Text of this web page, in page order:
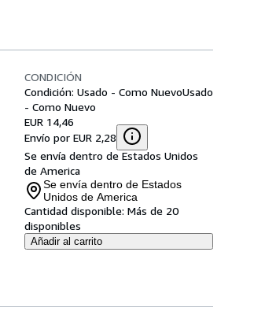
CONDICIÓN
Condición: Usado - Como NuevoUsado
- Como Nuevo
EUR 14,46
Envío por EUR 2,28
Se envía dentro de Estados Unidos
de America
Se envía dentro de Estados
Unidos de America
Cantidad disponible: Más de 20
disponibles
Añadir al carrito